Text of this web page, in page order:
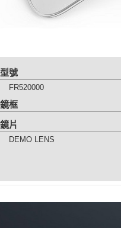
型號
FR520000
鏡框
鏡片
DEMO LENS